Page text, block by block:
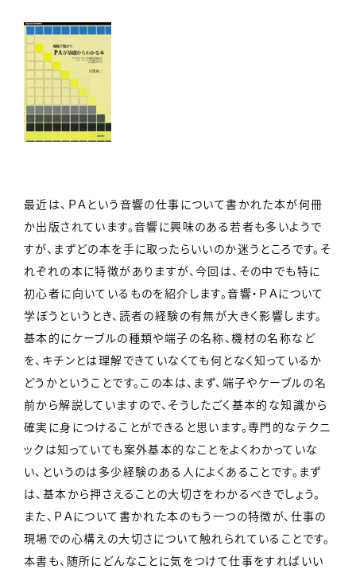
最近は、ＰＡという音響の仕事について書かれた本が何冊
か出版されています。音響に興味のある若者も多いようで
すが、まずどの本を手に取ったらいいのか迷うところです。そ
れぞれの本に特徴がありますが、今回は、その中でも特に
初心者に向いているものを紹介します。音響・ＰＡについて
学ぼうというとき、読者の経験の有無が大きく影響します。
基本的にケーブルの種類や端子の名称、機材の名称など
を、キチンとは理解できていなくても何となく知っているか
どうかということです。この本は、まず、端子やケーブルの名
前から解説していますので、そうしたごく基本的な知識から
確実に身につけることができると思います。専門的なテクニ
ックは知っていても案外基本的なことをよくわかっていな
い、というのは多少経験のある人によくあることです。まず
は、基本から押さえることの大切さをわかるべきでしょう。
また、ＰＡについて書かれた本のもう一つの特徴が、仕事の
現場での心構えの大切さについて触れられていることです。
本書も、随所にどんなことに気をつけて仕事をすればいい